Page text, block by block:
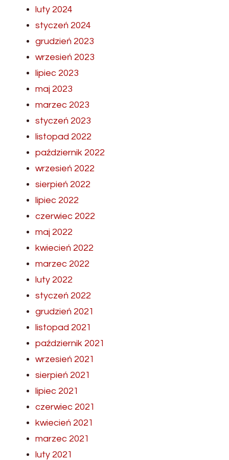
luty 2024
styczeń 2024
grudzień 2023
wrzesień 2023
lipiec 2023
maj 2023
marzec 2023
styczeń 2023
listopad 2022
październik 2022
wrzesień 2022
sierpień 2022
lipiec 2022
czerwiec 2022
maj 2022
kwiecień 2022
marzec 2022
luty 2022
styczeń 2022
grudzień 2021
listopad 2021
październik 2021
wrzesień 2021
sierpień 2021
lipiec 2021
czerwiec 2021
kwiecień 2021
marzec 2021
luty 2021